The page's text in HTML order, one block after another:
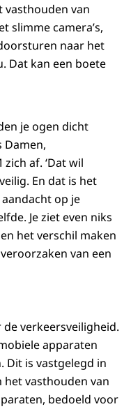
vasthouden van
slimme camera’s,
naar het
Dat kan een boete
je ogen dicht
Damen,
af. ‘Dat wil
En dat is het
op je
Je ziet even niks
het verschil maken
van een
verkeersveiligheid.
apparaten
Dit is vastgelegd in
het vasthouden van
bedoeld voor